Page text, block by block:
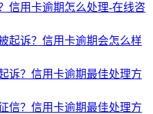
信用卡逾期怎么处理-在线咨
起诉？信用卡逾期会怎么样
诉？信用卡逾期最佳处理方
信？信用卡逾期最佳处理方